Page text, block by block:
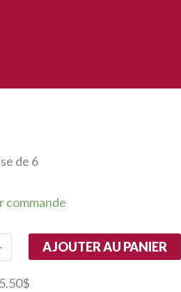
de 6
commande
AJOUTER AU PANIER